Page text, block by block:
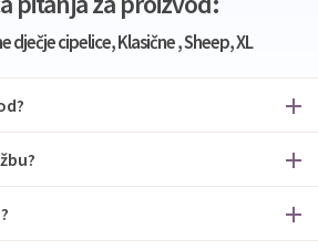
dječje cipelice, Klasične , Sheep, XL